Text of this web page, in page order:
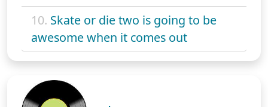
10. Skate or die two is going to be
awesome when it comes out